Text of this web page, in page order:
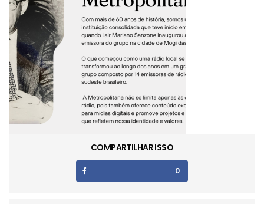
COMPARTILHAR ISSO
0